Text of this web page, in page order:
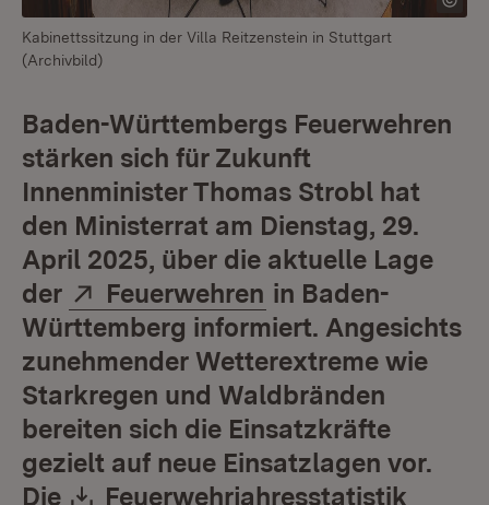
Kabinettssitzung in der Villa Reitzenstein in Stuttgart
(Archivbild)
Baden-Württembergs Feuerwehren
stärken sich für Zukunft
Innenminister Thomas Strobl hat
den Ministerrat am Dienstag, 29.
April 2025, über die aktuelle Lage
der
Extern:
Feuerwehren (Öffnet in neuem
in Baden-
Württemberg informiert. Angesichts
zunehmender Wetterextreme wie
Starkregen und Waldbränden
bereiten sich die Einsatzkräfte
gezielt auf neue Einsatzlagen vor.
Die
Download:
Feuerwehrjahresstatistik